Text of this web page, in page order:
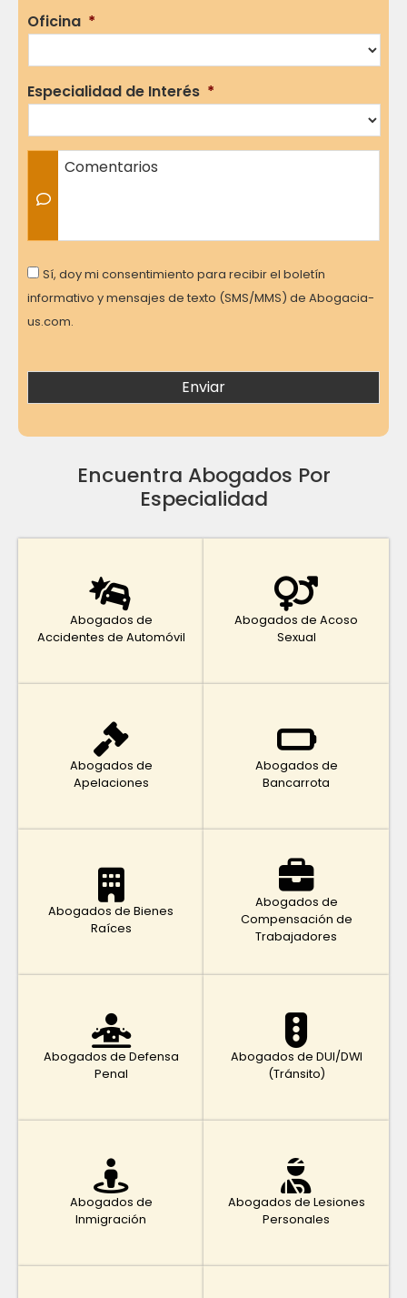
Oficina *
Especialidad de Interés *
Comentarios
Consent
Sí, doy mi consentimiento para recibir el boletín
informativo y mensajes de texto (SMS/MMS) de Abogacia-
us.com.
Encuentra Abogados Por
Especialidad
Abogados de
Accidentes de Automóvil
Abogados de Acoso
Sexual
Abogados de
Apelaciones
Abogados de
Bancarrota
Abogados de Bienes
Raíces
Abogados de
Compensación de
Trabajadores
Abogados de Defensa
Penal
Abogados de DUI/DWI
(Tránsito)
Abogados de
Inmigración
Abogados de Lesiones
Personales